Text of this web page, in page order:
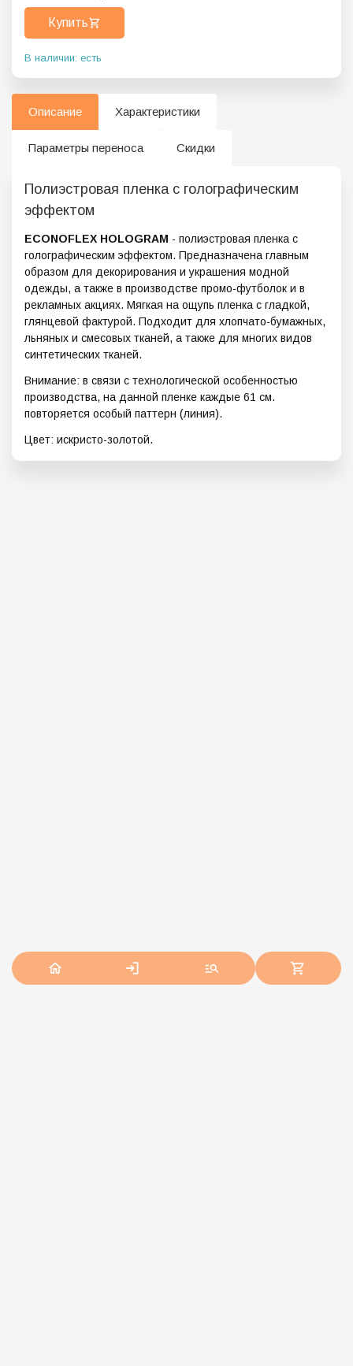
Купить
В наличии: есть
Описание Характеристики
Параметры переноса Скидки
Полиэстровая пленка с голографическим
эффектом
ECONOFLEX HOLOGRAM - полиэстровая пленка с
голографическим эффектом. Предназначена главным
образом для декорирования и украшения модной
одежды, а также в производстве промо-футболок и в
рекламных акциях. Мягкая на ощупь пленка с гладкой,
глянцевой фактурой. Подходит для хлопчато-бумажных,
льняных и смесовых тканей, а также для многих видов
синтетических тканей.
Внимание: в связи с технологической особенностью
производства, на данной пленке каждые 61 см.
повторяется особый паттерн (линия).
Цвет: искристо-золотой.